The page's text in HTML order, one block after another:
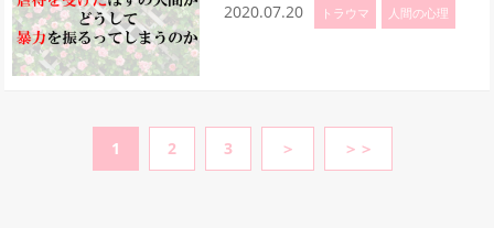
2020.07.20 トラウマ 人間の心理
1 2 3 ＞ ＞＞